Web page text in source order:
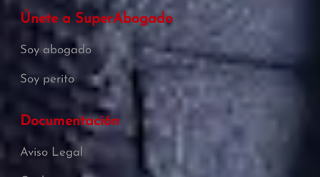
Únete a SuperAbogado
Soy abogado
Soy perito
Documentación
Aviso Legal